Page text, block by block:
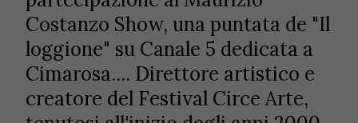
Costanzo Show, una puntata de "Il
loggione" su Canale 5 dedicata a
Cimarosa.... Direttore artistico e
creatore del Festival Circe Arte,